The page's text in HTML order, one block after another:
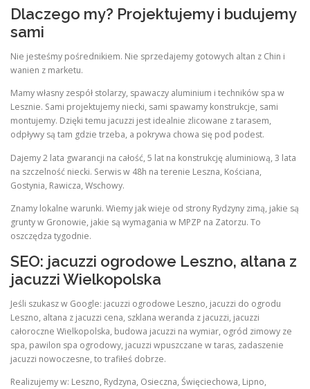
Dlaczego my? Projektujemy i budujemy
sami
Nie jesteśmy pośrednikiem. Nie sprzedajemy gotowych altan z Chin i
wanien z marketu.
Mamy własny zespół stolarzy, spawaczy aluminium i techników spa w
Lesznie. Sami projektujemy niecki, sami spawamy konstrukcje, sami
montujemy. Dzięki temu jacuzzi jest idealnie zlicowane z tarasem,
odpływy są tam gdzie trzeba, a pokrywa chowa się pod podest.
Dajemy 2 lata gwarancji na całość, 5 lat na konstrukcję aluminiową, 3 lata
na szczelność niecki. Serwis w 48h na terenie Leszna, Kościana,
Gostynia, Rawicza, Wschowy.
Znamy lokalne warunki. Wiemy jak wieje od strony Rydzyny zimą, jakie są
grunty w Gronowie, jakie są wymagania w MPZP na Zatorzu. To
oszczędza tygodnie.
SEO: jacuzzi ogrodowe Leszno, altana z
jacuzzi Wielkopolska
Jeśli szukasz w Google: jacuzzi ogrodowe Leszno, jacuzzi do ogrodu
Leszno, altana z jacuzzi cena, szklana weranda z jacuzzi, jacuzzi
całoroczne Wielkopolska, budowa jacuzzi na wymiar, ogród zimowy ze
spa, pawilon spa ogrodowy, jacuzzi wpuszczane w taras, zadaszenie
jacuzzi nowoczesne, to trafiłeś dobrze.
Realizujemy w: Leszno, Rydzyna, Osieczna, Święciechowa, Lipno,